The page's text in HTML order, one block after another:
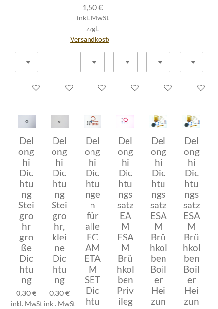
In den WarenkorbIn den Warenkorb
1,50 €
inkl. MwSt
zzgl.
Versandkosten
In den WarenkorbIn den WarenkorbIn den Warenkorb
In den
Del
ong
hi
Dic
htu
ng
Stei
gro
hr
gro
ße
Dic
htu
ng
0,30 €
inkl. MwSt
Del
ong
hi
Dic
htu
ng
Stei
gro
hr,
klei
ne
Dic
htu
ng
0,30 €
inkl. MwSt
Del
ong
hi
Dic
htu
nge
n
für
alle
EC
AM
ETA
M
SET
Dic
htu
Del
ong
hi
Dic
htu
ngs
satz
EA
M
ESA
M
Brü
hkol
ben
Priv
ileg
Del
ong
hi
Dic
htu
ngs
satz
ESA
M
Brü
hkol
ben
Boil
er
Hei
zun
Del
ong
hi
Dic
htu
ngs
satz
ESA
M
Brü
hkol
ben
Boil
er
Hei
zun